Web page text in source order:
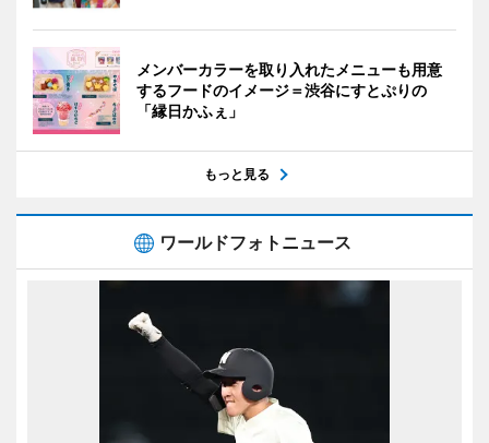
メンバーカラーを取り入れたメニューも用意
するフードのイメージ＝渋谷にすとぷりの
「縁日かふぇ」
もっと見る
ワールドフォトニュース